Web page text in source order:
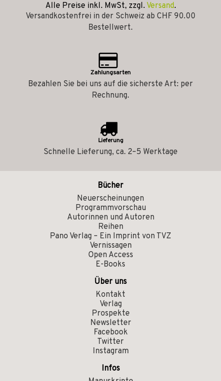
Alle Preise inkl. MwSt, zzgl. Versand.
Versandkostenfrei in der Schweiz ab CHF 90.00
Bestellwert.
Zahlungsarten
Bezahlen Sie bei uns auf die sicherste Art: per
Rechnung.
Lieferung
Schnelle Lieferung, ca. 2–5 Werktage
Bücher
Neuerscheinungen
Programmvorschau
Autorinnen und Autoren
Reihen
Pano Verlag – Ein Imprint von TVZ
Vernissagen
Open Access
E-Books
Über uns
Kontakt
Verlag
Prospekte
Newsletter
Facebook
Twitter
Instagram
Infos